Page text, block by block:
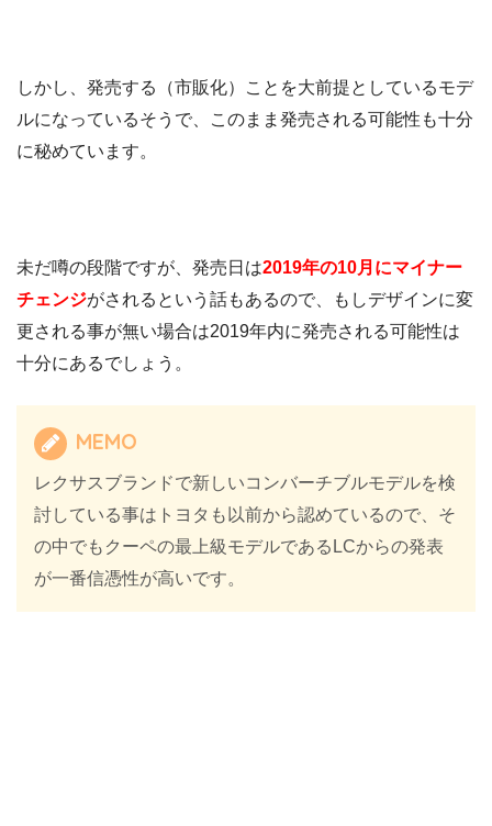
しかし、発売する（市販化）ことを大前提としているモデ
ルになっているそうで、このまま発売される可能性も十分
に秘めています。
未だ噂の段階ですが、発売日は2019年の10月にマイナー
チェンジがされるという話もあるので、もしデザインに変
更される事が無い場合は2019年内に発売される可能性は
十分にあるでしょう。
MEMO
レクサスブランドで新しいコンバーチブルモデルを検
討している事はトヨタも以前から認めているので、そ
の中でもクーペの最上級モデルであるLCからの発表
が一番信憑性が高いです。